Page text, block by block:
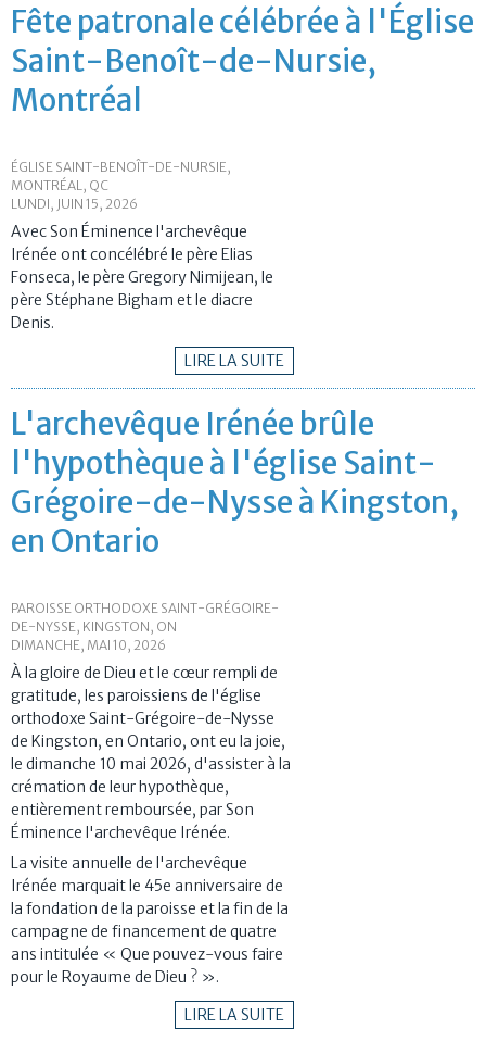
Fête patronale célébrée à l'Église
Saint-Benoît-de-Nursie,
Montréal
ÉGLISE SAINT-BENOÎT-DE-NURSIE,
MONTRÉAL, QC
LUNDI, JUIN 15, 2026
Avec Son Éminence l'archevêque
Irénée ont concélébré le père Elias
Fonseca, le père Gregory Nimijean, le
père Stéphane Bigham et le diacre
Denis.
LIRE LA SUITE
L'archevêque Irénée brûle
l'hypothèque à l'église Saint-
Grégoire-de-Nysse à Kingston,
en Ontario
PAROISSE ORTHODOXE SAINT-GRÉGOIRE-
DE-NYSSE, KINGSTON, ON
DIMANCHE, MAI 10, 2026
À la gloire de Dieu et le cœur rempli de
gratitude, les paroissiens de l'église
orthodoxe Saint-Grégoire-de-Nysse
de Kingston, en Ontario, ont eu la joie,
le dimanche 10 mai 2026, d'assister à la
crémation de leur hypothèque,
entièrement remboursée, par Son
Éminence l'archevêque Irénée.
La visite annuelle de l'archevêque
Irénée marquait le 45e anniversaire de
la fondation de la paroisse et la fin de la
campagne de financement de quatre
ans intitulée « Que pouvez-vous faire
pour le Royaume de Dieu ? ».
LIRE LA SUITE